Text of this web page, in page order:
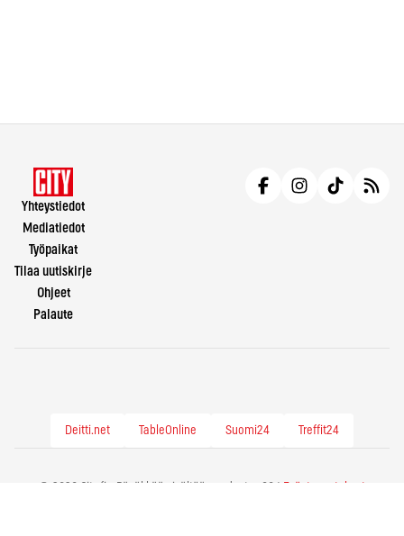
Yhteystiedot
Mediatiedot
Työpaikat
Tilaa uutiskirje
Ohjeet
Palaute
Deitti.net TableOnline Suomi24 Treffit24